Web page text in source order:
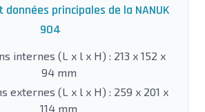
données principales de la NANUK
904
internes (L x l x H) : 213 x 152 x
94 mm
externes (L x l x H) : 259 x 201 x
114 mm